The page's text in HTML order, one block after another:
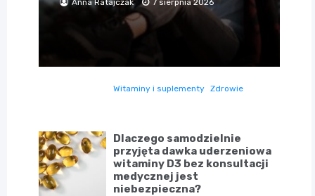
Witaminy i suplementy Zdrowie
Dlaczego samodzielnie
przyjęta dawka uderzeniowa
witaminy D3 bez konsultacji
medycznej jest
niebezpieczna?